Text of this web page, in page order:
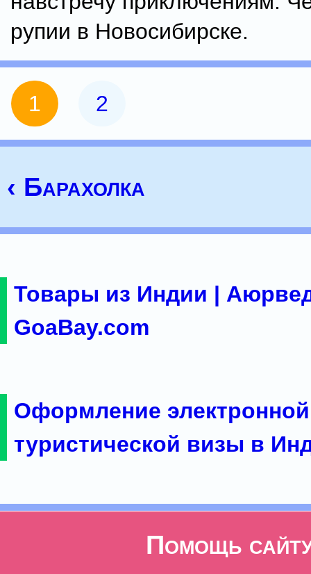
рупии в Новосибирске.
1 2
‹ Барахолка
Товары из Индии |
GoaBay.com
Оформление электронной
туристической визы в
Помощь